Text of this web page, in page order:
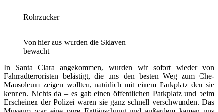
Rohrzucker
Von hier aus wurden die Sklaven
bewacht
In Santa Clara angekommen, wurden wir sofort wieder von
Fahrradterroristen belästigt, die uns den besten Weg zum Che-
Mausoleum zeigen wollten, natürlich mit einem Parkplatz den sie
kennen. Nichts da – es gab einen öffentlichen Parkplatz und beim
Erscheinen der Polizei waren sie ganz schnell verschwunden. Das